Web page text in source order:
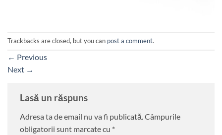
Trackbacks are closed, but you can post a comment.
← Previous
Next →
Lasă un răspuns
Adresa ta de email nu va fi publicată. Câmpurile
obligatorii sunt marcate cu *